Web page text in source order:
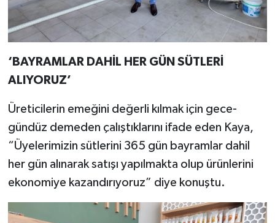
‘BAYRAMLAR DAHİL HER GÜN SÜTLERİ
ALIYORUZ’
Üreticilerin emeğini değerli kılmak için gece-
gündüz demeden çalıştıklarını ifade eden Kaya,
“Üyelerimizin sütlerini 365 gün bayramlar dahil
her gün alınarak satışı yapılmakta olup ürünlerini
ekonomiye kazandırıyoruz” diye konuştu.